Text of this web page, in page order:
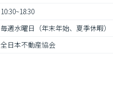
10:30~18:30
毎週水曜日（年末年始、夏季休暇）
全日本不動産協会